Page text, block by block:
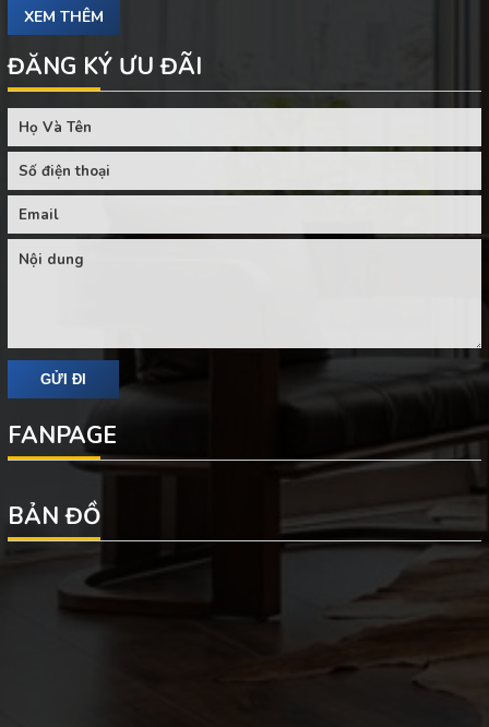
XEM THÊM
ĐĂNG KÝ ƯU ĐÃI
FANPAGE
BẢN ĐỒ